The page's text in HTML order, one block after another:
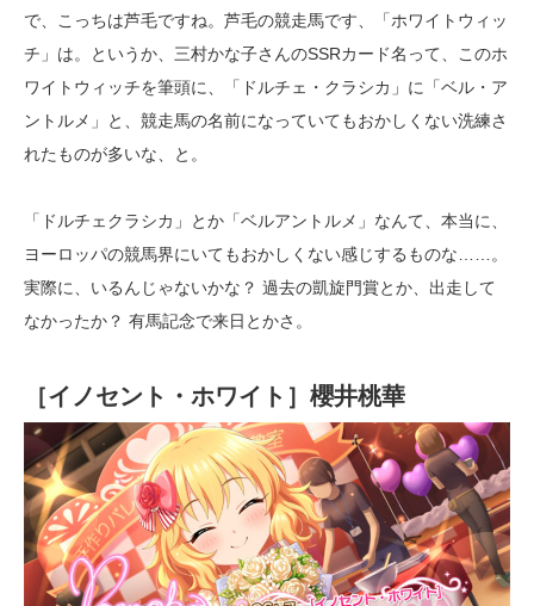
で、こっちは芦毛ですね。芦毛の競走馬です、「ホワイトウィッ
チ」は。というか、三村かな子さんのSSRカード名って、このホ
ワイトウィッチを筆頭に、「ドルチェ・クラシカ」に「ベル・ア
ントルメ」と、競走馬の名前になっていてもおかしくない洗練さ
れたものが多いな、と。
「ドルチェクラシカ」とか「ベルアントルメ」なんて、本当に、
ヨーロッパの競馬界にいてもおかしくない感じするものな……。
実際に、いるんじゃないかな？ 過去の凱旋門賞とか、出走して
なかったか？ 有馬記念で来日とかさ。
［イノセント・ホワイト］櫻井桃華